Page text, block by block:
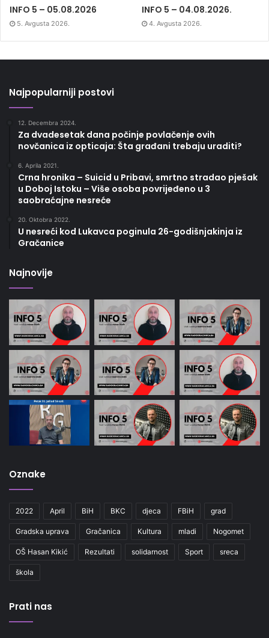
INFO 5 – 05.08.2026
5. Avgusta 2026.
INFO 5 – 04.08.2026.
4. Avgusta 2026.
Najpopularniji postovi
12. Decembra 2024.
Za dvadesetak dana počinje povlačenje ovih
novčanica iz opticaja: Šta građani trebaju uraditi?
6. Aprila 2021.
Crna hronika – Suicid u Pribavi, smrtno stradao pješak
u Doboj Istoku – Više osoba povrijeđeno u 3
saobraćajne nesreće
20. Oktobra 2022.
U nesreći kod Lukavca poginula 26-godišnjakinja iz
Gračanice
Najnovije
Oznake
2022 April BiH BKC djeca FBiH grad
Gradska uprava Gračanica Kultura mladi Nogomet
OŠ Hasan Kikić Rezultati solidarnost Sport sreca
škola
Prati nas